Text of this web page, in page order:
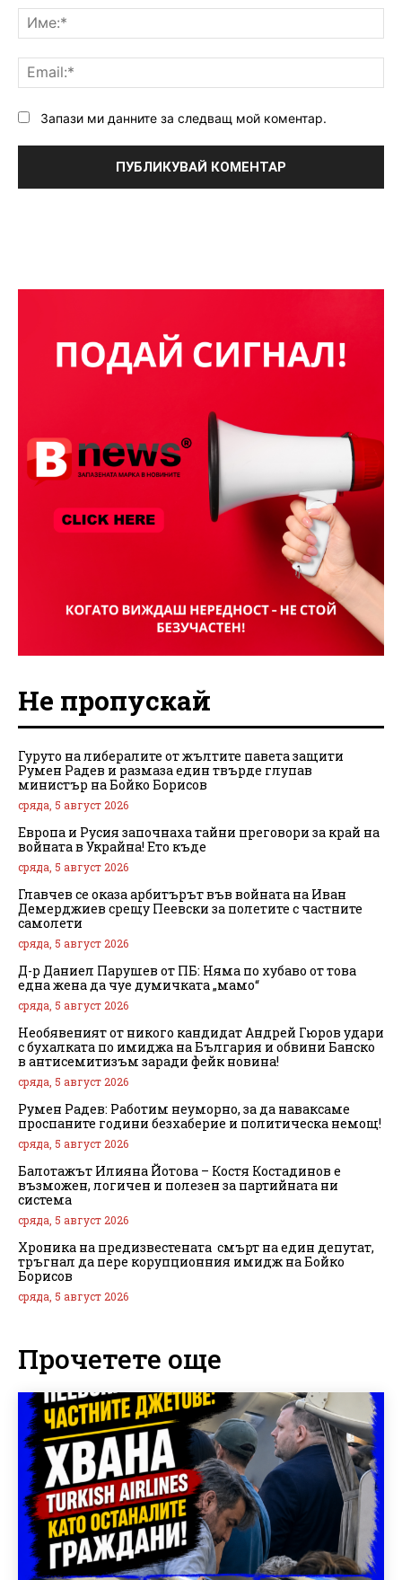
Запази ми данните за следващ мой коментар.
Не пропускай
Гуруто на либералите от жълтите павета защити
Румен Радев и размаза един твърде глупав
министър на Бойко Борисов
сряда, 5 август 2026
Европа и Русия започнаха тайни преговори за край на
войната в Украйна! Ето къде
сряда, 5 август 2026
Главчев се оказа арбитърът във войната на Иван
Демерджиев срещу Пеевски за полетите с частните
самолети
сряда, 5 август 2026
Д-р Даниел Парушев от ПБ: Няма по хубаво от това
една жена да чуе думичката „мамо“
сряда, 5 август 2026
Необявеният от никого кандидат Андрей Гюров удари
с бухалката по имиджа на България и обвини Банско
в антисемитизъм заради фейк новина!
сряда, 5 август 2026
Румен Радев: Работим неуморно, за да наваксаме
проспаните години безхаберие и политическа немощ!
сряда, 5 август 2026
Балотажът Илияна Йотова – Костя Костадинов е
възможен, логичен и полезен за партийната ни
система
сряда, 5 август 2026
Хроника на предизвестената смърт на един депутат,
тръгнал да пере корупционния имидж на Бойко
Борисов
сряда, 5 август 2026
Прочетете още